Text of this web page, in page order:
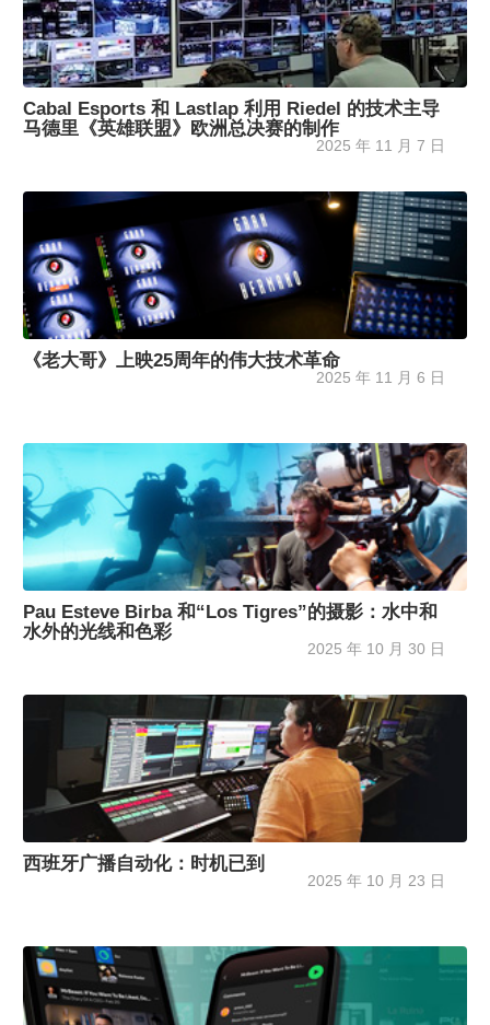
Cabal Esports 和 Lastlap 利用 Riedel 的技术主导
马德里《英雄联盟》欧洲总决赛的制作
2025 年 11 月 7 日
《老大哥》上映25周年的伟大技术革命
2025 年 11 月 6 日
Pau Esteve Birba 和“Los Tigres”的摄影：水中和
水外的光线和色彩
2025 年 10 月 30 日
西班牙广播自动化：时机已到
2025 年 10 月 23 日